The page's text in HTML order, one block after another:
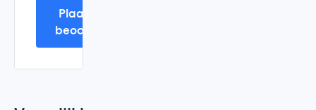
Plaats mijn
beoordeling